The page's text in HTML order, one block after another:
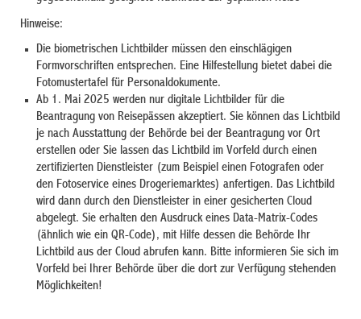
Hinweise:
Die biometrischen Lichtbilder müssen den einschlägigen
Formvorschriften entsprechen. Eine Hilfestellung bietet dabei die
Fotomustertafel für Personaldokumente.
Ab 1. Mai 2025 werden nur digitale Lichtbilder für die
Beantragung von Reisepässen akzeptiert. Sie können das Lichtbild
je nach Ausstattung der Behörde bei der Beantragung vor Ort
erstellen oder Sie lassen das Lichtbild im Vorfeld durch einen
zertifizierten Dienstleister (zum Beispiel einen Fotografen oder
den Fotoservice eines Drogeriemarktes) anfertigen. Das Lichtbild
wird dann durch den Dienstleister in einer gesicherten Cloud
abgelegt. Sie erhalten den Ausdruck eines Data-Matrix-Codes
(ähnlich wie ein QR-Code), mit Hilfe dessen die Behörde Ihr
Lichtbild aus der Cloud abrufen kann. Bitte informieren Sie sich im
Vorfeld bei Ihrer Behörde über die dort zur Verfügung stehenden
Möglichkeiten!